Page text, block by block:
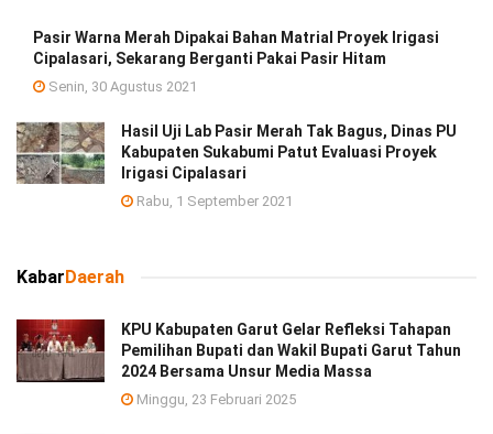
Pasir Warna Merah Dipakai Bahan Matrial Proyek Irigasi
Cipalasari, Sekarang Berganti Pakai Pasir Hitam
Senin, 30 Agustus 2021
Hasil Uji Lab Pasir Merah Tak Bagus, Dinas PU
Kabupaten Sukabumi Patut Evaluasi Proyek
Irigasi Cipalasari
Rabu, 1 September 2021
Kabar Daerah
KPU Kabupaten Garut Gelar Refleksi Tahapan
Pemilihan Bupati dan Wakil Bupati Garut Tahun
2024 Bersama Unsur Media Massa
Minggu, 23 Februari 2025